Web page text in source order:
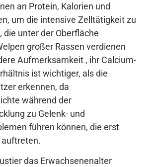
an Protein, Kalorien und
um die intensive Zelltätigkeit zu
die unter der Oberfläche
großer Rassen verdienen
Aufmerksamkeit , ihr Calcium-
ist wichtiger, als die
erkennen, da
während der
zu Gelenk- und
führen können, die erst
das Erwachsenenalter